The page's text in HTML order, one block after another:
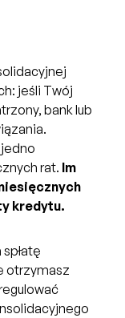
jeśli Twój
bank lub
rat. Im
kredytu.
otrzymasz